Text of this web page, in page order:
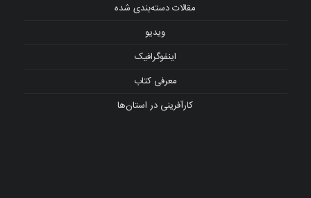
مقالات دسته‌بندی شده
ویدیو
اینفوگرافیک
معرفی کتاب
کارآفرینی در استان‌ها